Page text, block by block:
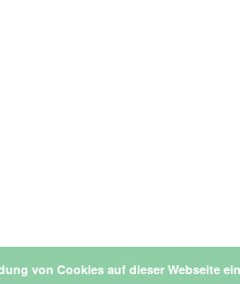
von Cookies auf dieser Webseite